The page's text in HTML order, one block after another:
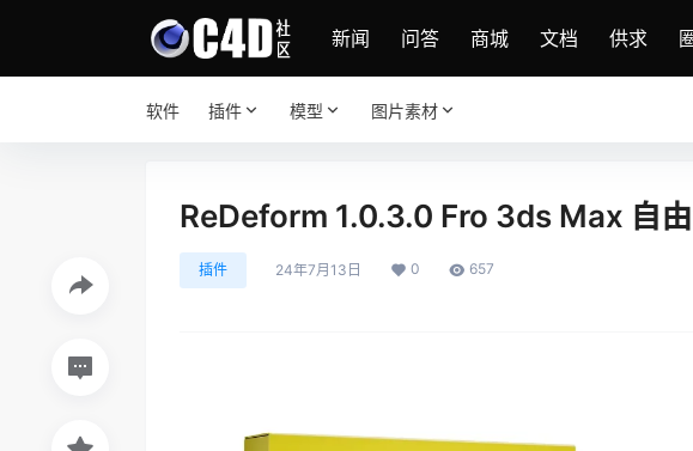
新闻 问答 商城 文档 供求
软件 插件 模型 图片素材
ReDeform 1.0.3.0 Fro 3ds Max 自
插件 24年7月13日 0 657